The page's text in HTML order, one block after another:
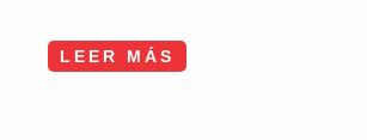
LEER MÁS